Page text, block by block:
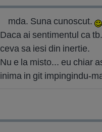
mda. Suna cunoscut.
Daca ai sentimentul ca
ceva sa iesi din inertie.
Nu e la misto... eu chiar
inima in git impingindu-